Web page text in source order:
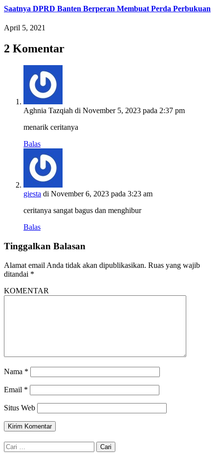
Saatnya DPRD Banten Berperan Membuat Perda Perbukuan
April 5, 2021
2 Komentar
Aghnia Tazqiah di November 5, 2023 pada 2:37 pm
menarik ceritanya
Balas
giesta di November 6, 2023 pada 3:23 am
ceritanya sangat bagus dan menghibur
Balas
Tinggalkan Balasan
Alamat email Anda tidak akan dipublikasikan. Ruas yang wajib
ditandai *
KOMENTAR
Nama *
Email *
Situs Web
Cari